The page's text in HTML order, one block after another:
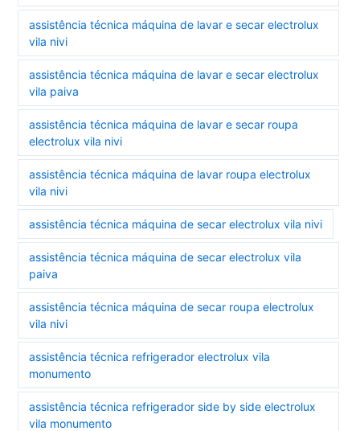
assistência técnica máquina de lavar e secar electrolux
vila nivi
assistência técnica máquina de lavar e secar electrolux
vila paiva
assistência técnica máquina de lavar e secar roupa
electrolux vila nivi
assistência técnica máquina de lavar roupa electrolux
vila nivi
assistência técnica máquina de secar electrolux vila nivi
assistência técnica máquina de secar electrolux vila
paiva
assistência técnica máquina de secar roupa electrolux
vila nivi
assistência técnica refrigerador electrolux vila
monumento
assistência técnica refrigerador side by side electrolux
vila monumento